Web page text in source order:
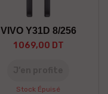
VIVO Y31D 8/256
1 069,00 DT
Stock Épuisé